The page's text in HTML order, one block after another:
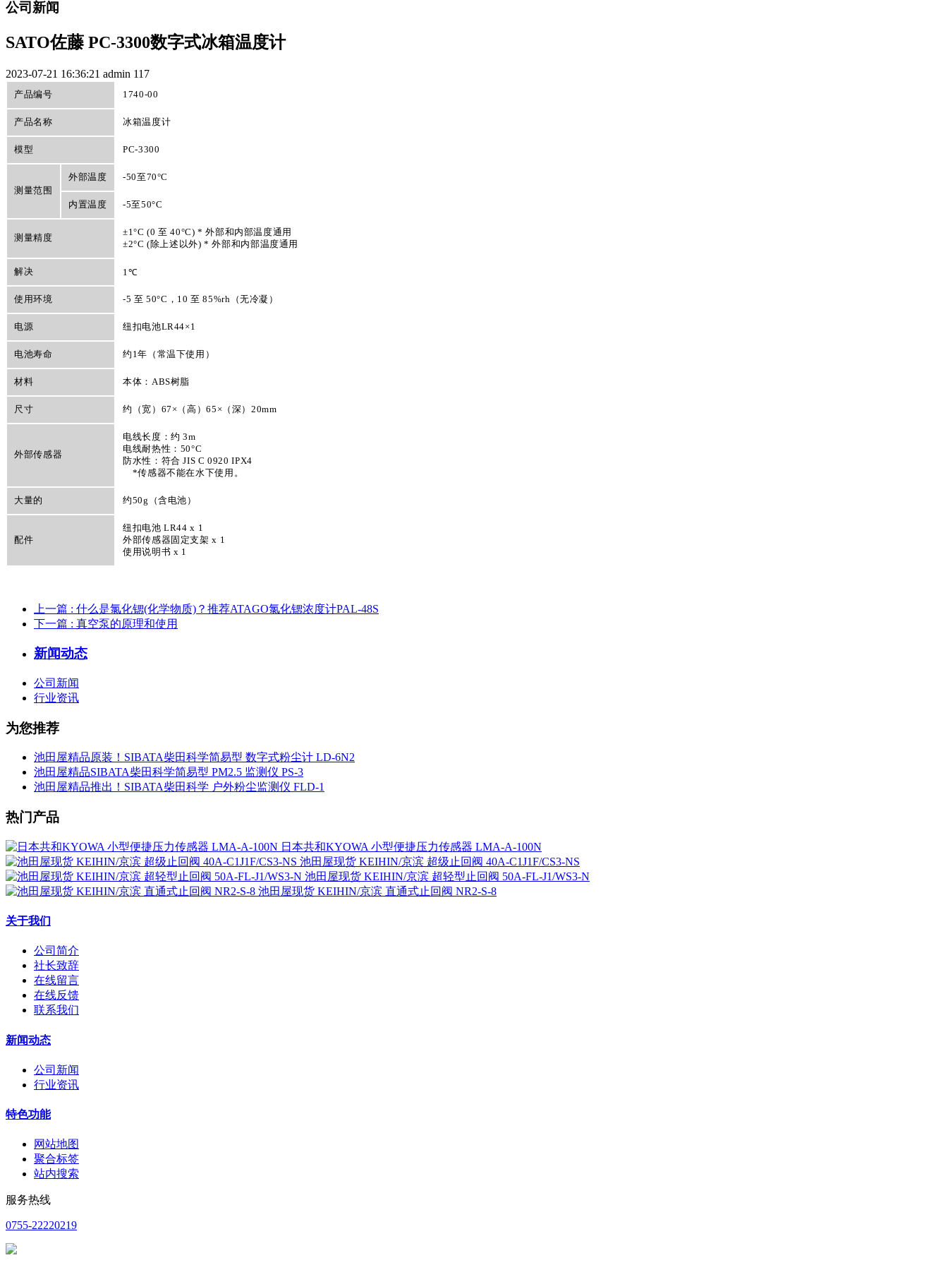
公司新闻
SATO佐藤 PC-3300数字式冰箱温度计
2023-07-21 16:36:21 admin 117
产品编号 1740-00
产品名称 冰箱温度计
模型 PC-3300
测量范围
外部温度 -50至70°C
内置温度 -5至50°C
测量精度
±1°C (0 至 40°C) * 外部和内部温度通用
±2°C (除上述以外) * 外部和内部温度通用
解决 1℃
使用环境 -5 至 50°C，10 至 85%rh（无冷凝）
电源 纽扣电池LR44×1
电池寿命 约1年（常温下使用）
材料 本体：ABS树脂
尺寸 约（宽）67×（高）65×（深）20mm
外部传感器
电线长度：约 3m
电线耐热性：50°C
防水性：符合 JIS C 0920 IPX4
*传感器不能在水下使用。
大量的 约50g（含电池）
配件
纽扣电池 LR44 x 1
外部传感器固定支架 x 1
使用说明书 x 1
上一篇 : 什么是氯化锶(化学物质)？推荐ATAGO氯化锶浓度计PAL-48S
下一篇 : 真空泵的原理和使用
新闻动态
公司新闻
行业资讯
为您推荐
池田屋精品原装！SIBATA柴田科学简易型 数字式粉尘计 LD-6N2
池田屋精品SIBATA柴田科学简易型 PM2.5 监测仪 PS-3
池田屋精品推出！SIBATA柴田科学 户外粉尘监测仪 FLD-1
热门产品
日本共和KYOWA 小型便捷压力传感器 LMA-A-100N
池田屋现货 KEIHIN/京滨 超级止回阀 40A-C1J1F/CS3-NS
池田屋现货 KEIHIN/京滨 超轻型止回阀 50A-FL-J1/WS3-N
池田屋现货 KEIHIN/京滨 直通式止回阀 NR2-S-8
关于我们
公司简介
社长致辞
在线留言
在线反馈
联系我们
新闻动态
公司新闻
行业资讯
特色功能
网站地图
聚合标签
站内搜索
服务热线
0755-22220219